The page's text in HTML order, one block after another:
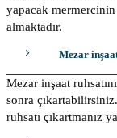
yapacak
almaktadır.
Mezar
Mezar inşaat
sonra
ruhsatı çıkartmanız